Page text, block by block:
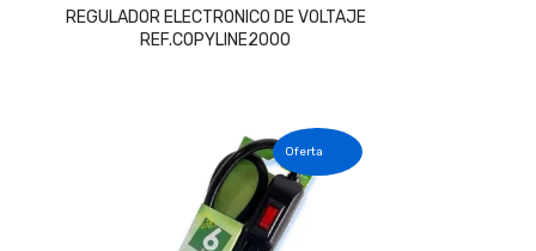
precio
original
precio
REGULADOR ELECTRONICO DE VOLTAJE
REF.COPYLINE2000